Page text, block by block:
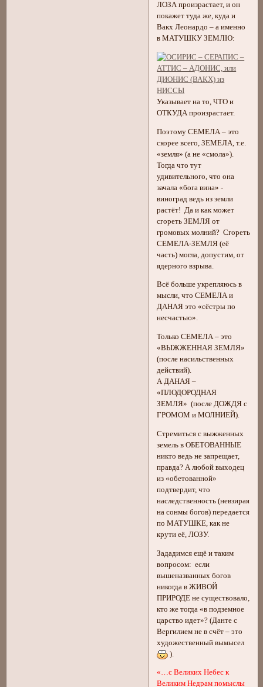
ЛОЗА произрастает, и он
покажет туда же, куда и
Вакх Леонардо – а именно
в МАТУШКУ ЗЕМЛЮ:
Указывает на то, ЧТО и
ОТКУДА произрастает.
Поэтому СЕМЕЛА – это
скорее всего, ЗЕМЕЛА, т.е.
«земля» (а не «смола»).
Тогда что тут
удивительного, что она
зачала «бога вина» -
виноград ведь из земли
растёт! Да и как может
сгореть ЗЕМЛЯ от
громовых молний? Сгореть
СЕМЕЛА-ЗЕМЛЯ (её
часть) могла, допустим, от
ядерного взрыва.
Всё больше укрепляюсь в
мысли, что СЕМЕЛА и
ДАНАЯ это «сёстры по
несчастью».
Только СЕМЕЛА – это
«ВЫЖЖЕННАЯ ЗЕМЛЯ»
(после насильственных
действий).
А ДАНАЯ –
«ПЛОДОРОДНАЯ
ЗЕМЛЯ» (после ДОЖДЯ с
ГРОМОМ и МОЛНИЕЙ).
Стремиться с выжженных
земель в ОБЕТОВАННЫЕ
никто ведь не запрещает,
правда? А любой выходец
из «обетованной»
подтвердит, что
наследственность (невзирая
на сонмы богов) передается
по МАТУШКЕ, как не
крути её, ЛОЗУ.
Зададимся ещё и таким
вопросом: если
вышеназванных богов
никогда в ЖИВОЙ
ПРИРОДЕ не существовало,
кто же тогда «в подземное
царство идет»? (Данте с
Вергилием не в счёт – это
художественный вымысел
).
«…с Великих Небес к
Великим Недрам помыслы